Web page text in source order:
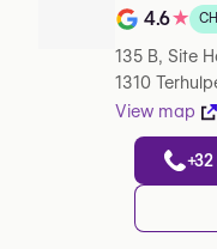
Note de
4.6★
135 B, Site
1310
View map